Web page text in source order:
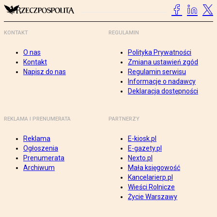
KONTAKT
O nas
Kontakt
Napisz do nas
REGULAMIN
Polityka Prywatności
Zmiana ustawień zgód
Regulamin serwisu
Informacje o nadawcy
Deklaracja dostępności
REKLAMA I PRENUMERATA
Reklama
Ogłoszenia
Prenumerata
Archiwum
PARTNERZY
E-kiosk.pl
E-gazety.pl
Nexto.pl
Mała księgowość
Kancelarierp.pl
Wieści Rolnicze
Życie Warszawy